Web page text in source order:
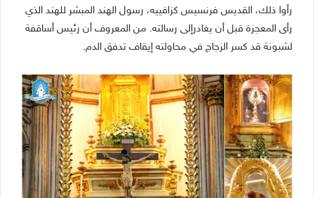
رأوا ذلك، القديس فرنسيس كزافييه، رسول الهند المبشر للهند الذي
رأى المعجزة قبل أن يغادرإلى رسالته. من المعروف أن رئيس أساقفة
لشبونة قد كسر الزجاج في محاولته إيقاف تدفق الدم.